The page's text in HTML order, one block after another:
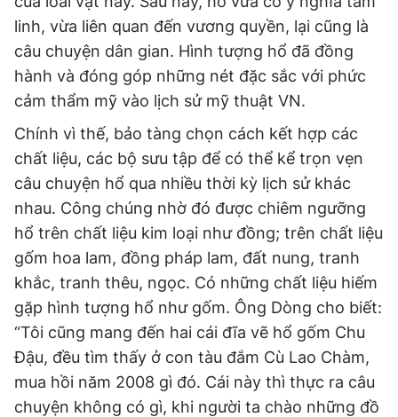
linh, vừa liên quan đến vương quyền, lại cũng là
câu chuyện dân gian. Hình tượng hổ đã đồng
hành và đóng góp những nét đặc sắc với phức
cảm thẩm mỹ vào lịch sử mỹ thuật VN.
Chính vì thế, bảo tàng chọn cách kết hợp các
chất liệu, các bộ sưu tập để có thể kể trọn vẹn
câu chuyện hổ qua nhiều thời kỳ lịch sử khác
nhau. Công chúng nhờ đó được chiêm ngưỡng
hổ trên chất liệu kim loại như đồng; trên chất liệu
gốm hoa lam, đồng pháp lam, đất nung, tranh
khắc, tranh thêu, ngọc. Có những chất liệu hiếm
gặp hình tượng hổ như gốm. Ông Dòng cho biết:
“Tôi cũng mang đến hai cái đĩa vẽ hổ gốm Chu
Đậu, đều tìm thấy ở con tàu đắm Cù Lao Chàm,
mua hồi năm 2008 gì đó. Cái này thì thực ra câu
chuyện không có gì, khi người ta chào những đồ